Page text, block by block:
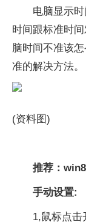
电脑显示
时间跟标准时
脑时间不准该
准的解决方法。
(资料图)
推荐：
手动设置:
1,鼠标点击